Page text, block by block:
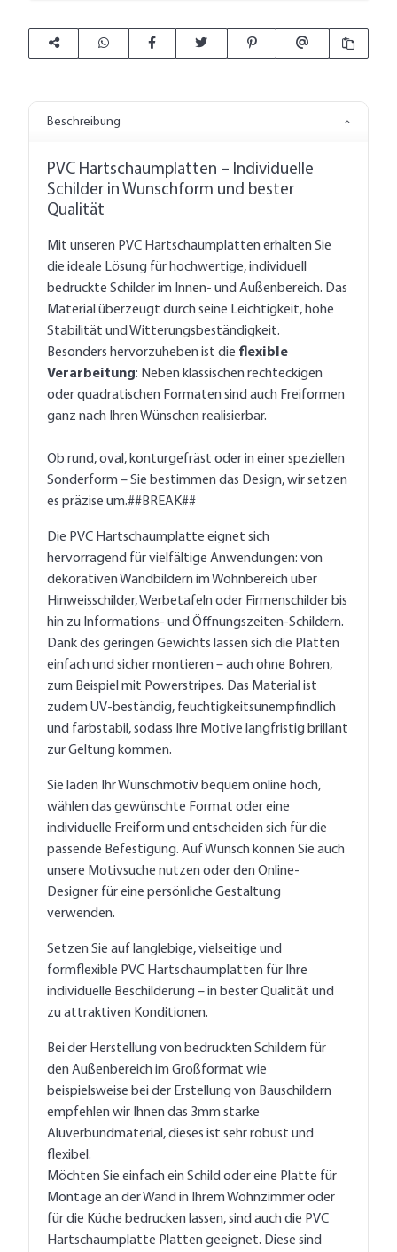
Beschreibung
PVC Hartschaumplatten – Individuelle
Schilder in Wunschform und bester
Qualität
Mit unseren PVC Hartschaumplatten erhalten Sie
die ideale Lösung für hochwertige, individuell
bedruckte Schilder im Innen- und Außenbereich. Das
Material überzeugt durch seine Leichtigkeit, hohe
Stabilität und Witterungsbeständigkeit.
Besonders hervorzuheben ist die flexible
Verarbeitung: Neben klassischen rechteckigen
oder quadratischen Formaten sind auch Freiformen
ganz nach Ihren Wünschen realisierbar.
Ob rund, oval, konturgefräst oder in einer speziellen
Sonderform – Sie bestimmen das Design, wir setzen
es präzise um.##BREAK##
Die PVC Hartschaumplatte eignet sich
hervorragend für vielfältige Anwendungen: von
dekorativen Wandbildern im Wohnbereich über
Hinweisschilder, Werbetafeln oder Firmenschilder bis
hin zu Informations- und Öffnungszeiten-Schildern.
Dank des geringen Gewichts lassen sich die Platten
einfach und sicher montieren – auch ohne Bohren,
zum Beispiel mit Powerstripes. Das Material ist
zudem UV-beständig, feuchtigkeitsunempfindlich
und farbstabil, sodass Ihre Motive langfristig brillant
zur Geltung kommen.
Sie laden Ihr Wunschmotiv bequem online hoch,
wählen das gewünschte Format oder eine
individuelle Freiform und entscheiden sich für die
passende Befestigung. Auf Wunsch können Sie auch
unsere Motivsuche nutzen oder den Online-
Designer für eine persönliche Gestaltung
verwenden.
Setzen Sie auf langlebige, vielseitige und
formflexible PVC Hartschaumplatten für Ihre
individuelle Beschilderung – in bester Qualität und
zu attraktiven Konditionen.
Bei der Herstellung von bedruckten Schildern für
den Außenbereich im Großformat wie
beispielsweise bei der Erstellung von Bauschildern
empfehlen wir Ihnen das 3mm starke
Aluverbundmaterial, dieses ist sehr robust und
flexibel.
Möchten Sie einfach ein Schild oder eine Platte für
Montage an der Wand in Ihrem Wohnzimmer oder
für die Küche bedrucken lassen, sind auch die PVC
Hartschaumplatte Platten geeignet. Diese sind